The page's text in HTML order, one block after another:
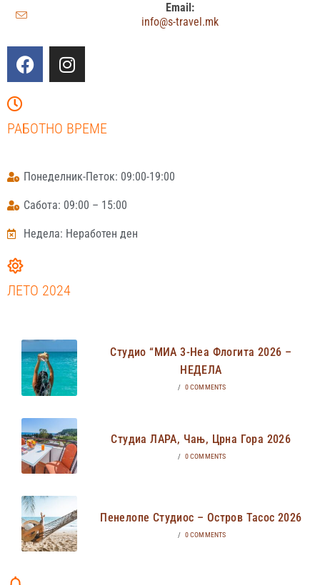
Email:
info@s-travel.mk
РАБОТНО ВРЕМЕ
Понеделник-Петок: 09:00-19:00
Сабота: 09:00 – 15:00
Недела: Неработен ден
ЛЕТО 2024
Студио “МИА 3-Неа Флогита 2026 –
НЕДЕЛА
/ 0 COMMENTS
Студиа ЛАРА, Чањ, Црна Гора 2026
/ 0 COMMENTS
Пенелопе Студиос – Остров Тасос 2026
/ 0 COMMENTS